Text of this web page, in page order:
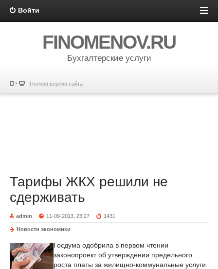
Войти
FINOMENOV.RU
Бухгалтерские услуги
Полная версия сайта
Тарифы ЖКХ решили не
сдерживать
admin 11-09-2013, 23:27 1431
Новости экономики
Госдума одобрила в первом чтении
законопроект об утверждении предельного
роста платы за жилищно-коммунальные услуги.